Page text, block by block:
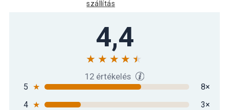
szállítás
4,4
12 értékelés
5 ★
8×
4 ★
3×